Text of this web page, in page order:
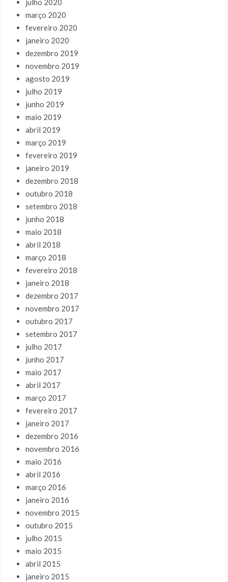
julho 2020
março 2020
fevereiro 2020
janeiro 2020
dezembro 2019
novembro 2019
agosto 2019
julho 2019
junho 2019
maio 2019
abril 2019
março 2019
fevereiro 2019
janeiro 2019
dezembro 2018
outubro 2018
setembro 2018
junho 2018
maio 2018
abril 2018
março 2018
fevereiro 2018
janeiro 2018
dezembro 2017
novembro 2017
outubro 2017
setembro 2017
julho 2017
junho 2017
maio 2017
abril 2017
março 2017
fevereiro 2017
janeiro 2017
dezembro 2016
novembro 2016
maio 2016
abril 2016
março 2016
janeiro 2016
novembro 2015
outubro 2015
julho 2015
maio 2015
abril 2015
janeiro 2015